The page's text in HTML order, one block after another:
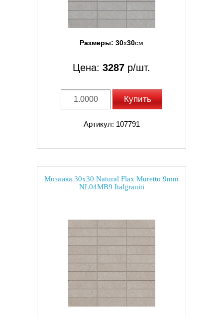
Размеры: 30x30см
Цена: 3287 р/шт.
Купить
Артикул: 107791
Мозаика 30x30 Natural Flax Muretto 9mm
NL04MB9 Italgraniti